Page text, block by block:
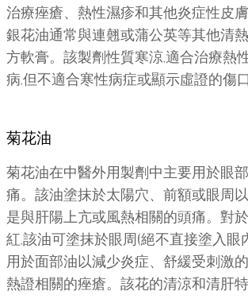
治療痤瘡、熱性濕疹和其他炎症性皮
銀花油通常與連翹或蒲公英等其他清
方軟膏。該製劑性質寒涼,適合治療熱
病,但不適合寒性病症或顯示虛證的傷口
菊花油
菊花油在中醫外用製劑中主要用於眼
痛。該油塗抹於太陽穴、前額或眼周
是與肝陽上亢或風熱相關的頭痛。對
紅,該油可塗抹於眼周(絕不直接塗入眼
用於面部油以減少炎症、舒緩受刺激
熱證相關的痤瘡。該花的清涼和清肝